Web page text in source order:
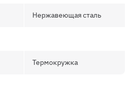
Нержавеющая сталь
Термокружка